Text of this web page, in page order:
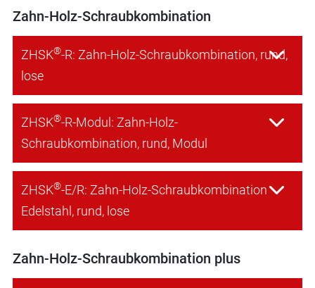
Zahn-Holz-Schraubkombination
ZHSK®-R: Zahn-Holz-Schraubkombination, rund,
lose
ZHSK®-R-Modul: Zahn-Holz-
Schraubkombination, rund, Modul
ZHSK®-E/R: Zahn-Holz-Schraubkombination
Edelstahl, rund, lose
Zahn-Holz-Schraubkombination plus